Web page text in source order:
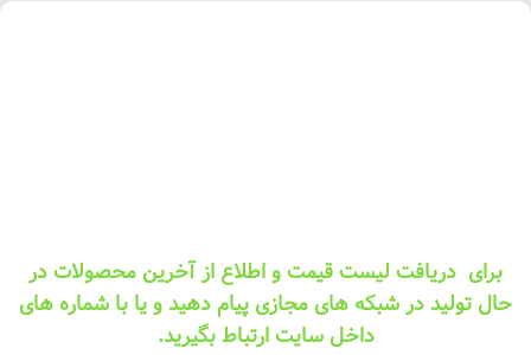
برای دریافت لیست قیمت و اطلاع از آخرین محصولات در
حال تولید در شبکه های مجازی پیام دهید و یا با شماره های
داخل سایت ارتباط بگیرید.